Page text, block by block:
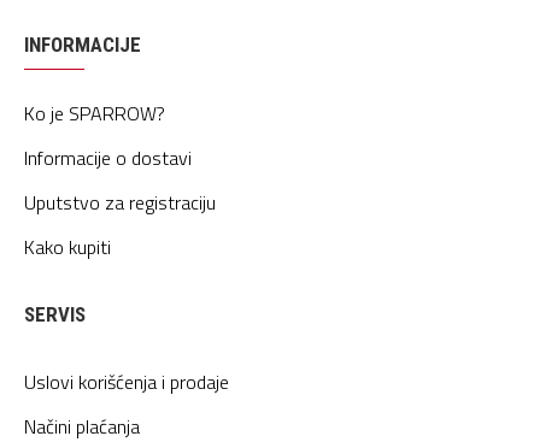
INFORMACIJE
Ko je SPARROW?
Informacije o dostavi
Uputstvo za registraciju
Kako kupiti
SERVIS
Uslovi korišćenja i prodaje
Načini plaćanja